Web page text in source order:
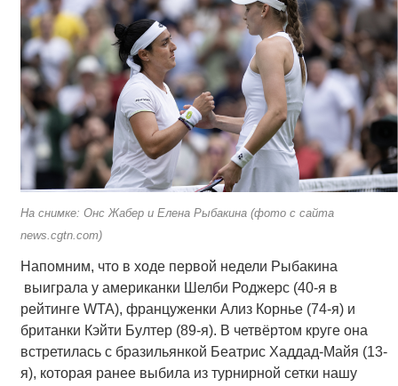
На снимке: Онс Жабер и Елена Рыбакина (фото с сайта
news.cgtn.com)
Напомним, что в ходе первой недели Рыбакина
выиграла у американки Шелби Роджерс (40-я в
рейтинге WTA), француженки Ализ Корнье (74-я) и
британки Кэйти Бултер (89-я). В четвёртом круге она
встретилась с бразильянкой Беатрис Хаддад-Майя (13-
я), которая ранее выбила из турнирной сетки нашу